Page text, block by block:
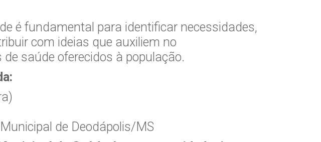
é fundamental para identificar necessidades,
com ideias que auxiliem no
saúde oferecidos à população.
de Deodápolis/MS